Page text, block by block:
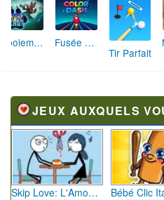
Aboiement Stellaire : Aventure Canine Fusée Chromatique: La Course des Couleurs
Tir Parfait
JEUX AUXQUELS
Skip Love: L'Amour en Péril